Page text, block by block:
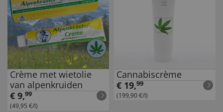
Crème met wietolie
van alpenkruiden
€ 9,99
(49,95 €/l)
Cannabiscrème
€ 19,99
(199,90 €/l)